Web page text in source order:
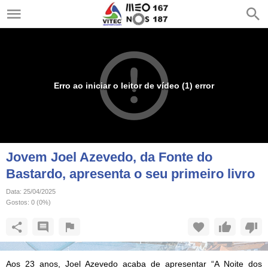
Erro ao iniciar o leitor de vídeo (1) error
Jovem Joel Azevedo, da Fonte do
Bastardo, apresenta o seu primeiro livro
Data: 25/04/2025
Gostos: 0 (0%)
Aos 23 anos, Joel Azevedo acaba de apresentar “A Noite dos